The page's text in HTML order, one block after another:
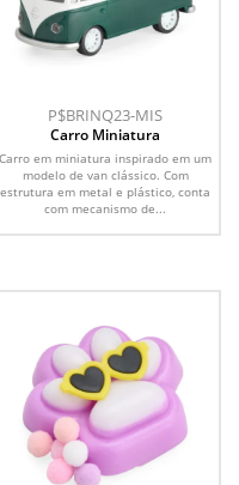
P$BRINQ23-MIS
Carro Miniatura
Carro em miniatura inspirado em um
modelo de van clássico. Com
estrutura em metal e plástico, conta
com mecanismo de...